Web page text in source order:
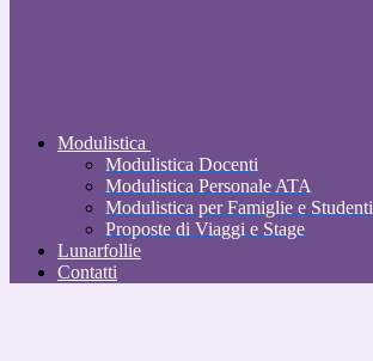
Modulistica
Modulistica Docenti
Modulistica Personale ATA
Modulistica per Famiglie e Studenti
Proposte di Viaggi e Stage
Lunarfollie
Contatti